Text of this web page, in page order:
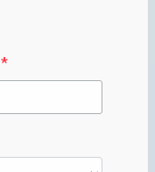
*